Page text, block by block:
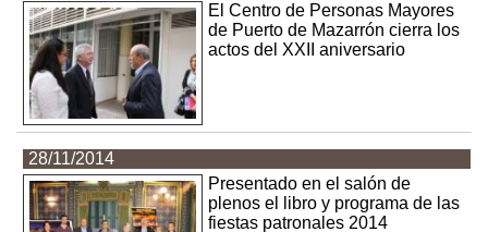
El Centro de Personas Mayores
de Puerto de Mazarrón cierra los
actos del XXII aniversario
28/11/2014
Presentado en el salón de
plenos el libro y programa de las
fiestas patronales 2014